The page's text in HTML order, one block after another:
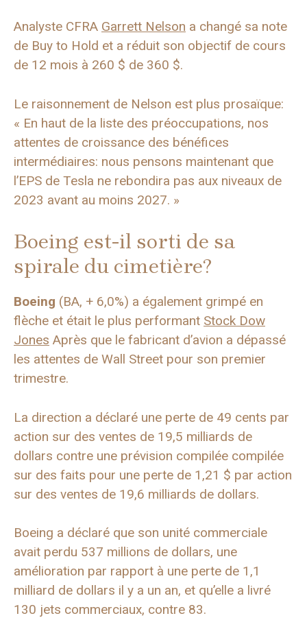
Analyste CFRA Garrett Nelson a changé sa note
de Buy to Hold et a réduit son objectif de cours
de 12 mois à 260 $ de 360 ​​$.
Le raisonnement de Nelson est plus prosaïque:
« En haut de la liste des préoccupations, nos
attentes de croissance des bénéfices
intermédiaires: nous pensons maintenant que
l’EPS de Tesla ne rebondira pas aux niveaux de
2023 avant au moins 2027. »
Boeing est-il sorti de sa
spirale du cimetière?
Boeing (BA, + 6,0%) a également grimpé en
flèche et était le plus performant Stock Dow
Jones Après que le fabricant d’avion a dépassé
les attentes de Wall Street pour son premier
trimestre.
La direction a déclaré une perte de 49 cents par
action sur des ventes de 19,5 milliards de
dollars contre une prévision compilée compilée
sur des faits pour une perte de 1,21 $ par action
sur des ventes de 19,6 milliards de dollars.
Boeing a déclaré que son unité commerciale
avait perdu 537 millions de dollars, une
amélioration par rapport à une perte de 1,1
milliard de dollars il y a un an, et qu’elle a livré
130 jets commerciaux, contre 83.